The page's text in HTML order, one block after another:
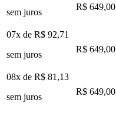
sem juros
R$ 649,00
07x de R$ 92,71
sem juros
R$ 649,00
08x de R$ 81,13
sem juros
R$ 649,00